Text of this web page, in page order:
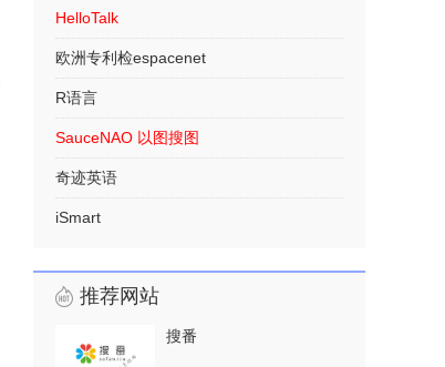
HelloTalk
欧洲专利检espacenet
R语言
SauceNAO 以图搜图
奇迹英语
iSmart
推荐网站
搜番